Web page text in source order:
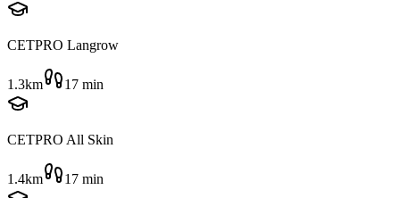
CETPRO Langrow
1.3km 17 min
CETPRO All Skin
1.4km 17 min